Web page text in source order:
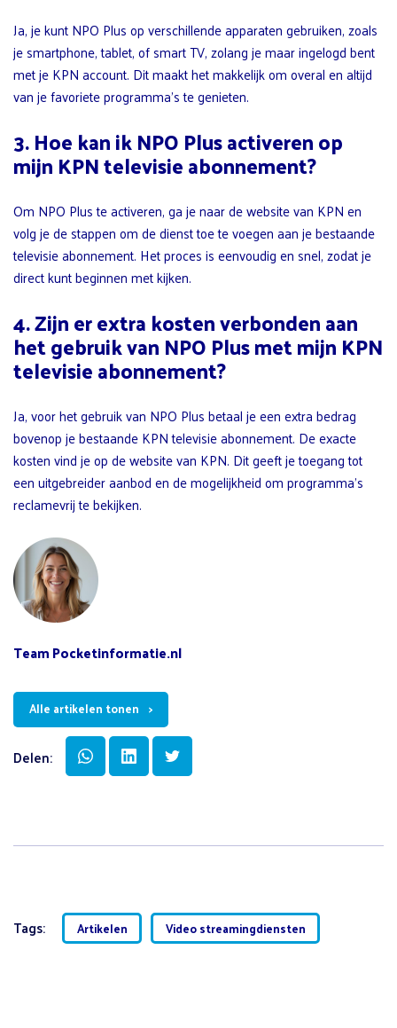
Ja, je kunt NPO Plus op verschillende apparaten gebruiken, zoals
je smartphone, tablet, of smart TV, zolang je maar ingelogd bent
met je KPN account. Dit maakt het makkelijk om overal en altijd
van je favoriete programma’s te genieten.
3. Hoe kan ik NPO Plus activeren op
mijn KPN televisie abonnement?
Om NPO Plus te activeren, ga je naar de website van KPN en
volg je de stappen om de dienst toe te voegen aan je bestaande
televisie abonnement. Het proces is eenvoudig en snel, zodat je
direct kunt beginnen met kijken.
4. Zijn er extra kosten verbonden aan
het gebruik van NPO Plus met mijn KPN
televisie abonnement?
Ja, voor het gebruik van NPO Plus betaal je een extra bedrag
bovenop je bestaande KPN televisie abonnement. De exacte
kosten vind je op de website van KPN. Dit geeft je toegang tot
een uitgebreider aanbod en de mogelijkheid om programma’s
reclamevrij te bekijken.
Team Pocketinformatie.nl
Alle artikelen tonen
Delen:
Tags: Artikelen Video streamingdiensten